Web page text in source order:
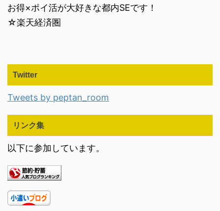
お得×ポイ活が大好きな都内SEです！
☆楽天経済圏
Twitter
Tweets by peptan_room
リンク集
以下に参加しています。